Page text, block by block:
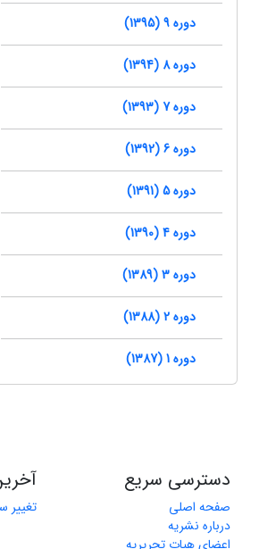
دوره 9 (1395)
دوره 8 (1394)
دوره 7 (1393)
دوره 6 (1392)
دوره 5 (1391)
دوره 4 (1390)
دوره 3 (1389)
دوره 2 (1388)
دوره 1 (1387)
دسترسی سریع
صفحه اصلی
درباره نشریه
اعضای هیات تحریریه
تغییر